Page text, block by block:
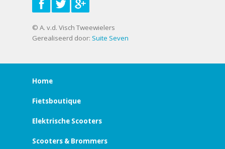
© A. v.d. Visch Tweewielers
Gerealiseerd door: Suite Seven
Home
Fietsboutique
Elektrische Scooters
Scooters & Brommers